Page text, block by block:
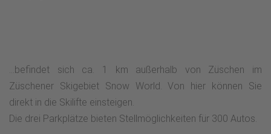
...befindet sich ca. 1 km außerhalb von Züschen im
Züschener Skigebiet Snow World. Von hier können Sie
direkt in die Skilifte einsteigen.
Die drei Parkplätze bieten Stellmöglichkeiten für 300 Autos.